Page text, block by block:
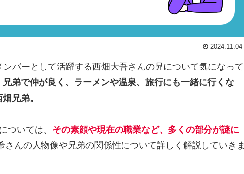
2024.11.04
バーとして活躍する西畑大吾さんの兄について気になって
兄弟で仲が良く、ラーメンや温泉、旅行にも一緒に行くな
兄弟。
ついては、 その素顔や現在の職業など、多くの部分が謎に
さんの人物像や兄弟の関係性について詳しく解説していきま